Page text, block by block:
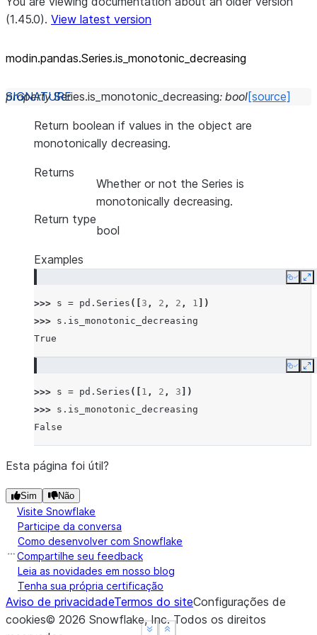
(1.45.0). View latest version
modin.pandas.Series.is_ monotonic_ decreasing
property Series.is_monotonic_decreasing: bool[source]
Return boolean if values in the object are
monotonically decreasing.
Returns
Whether or not the Series is
monotonically decreasing.
Return type
bool
Examples
Copy
>>> s = pd . Series ([ 3 , 2 , 2 , 1 ])
>>> s . is_monotonic_decreasing
True
Copy
>>> s = pd . Series ([ 1 , 2 , 3 ])
>>> s . is_monotonic_decreasing
False
Esta página foi útil?
Sim Não
Visite Snowflake
Participe da conversa
Como desenvolver com Snowflake
Compartilhe seu feedback
Leia as novidades em nosso blog
Tenha sua própria certificação
Aviso de privacidadeTermos do siteConfigurações de
cookies© 2026 Snowflake, Inc.Todos os direitos